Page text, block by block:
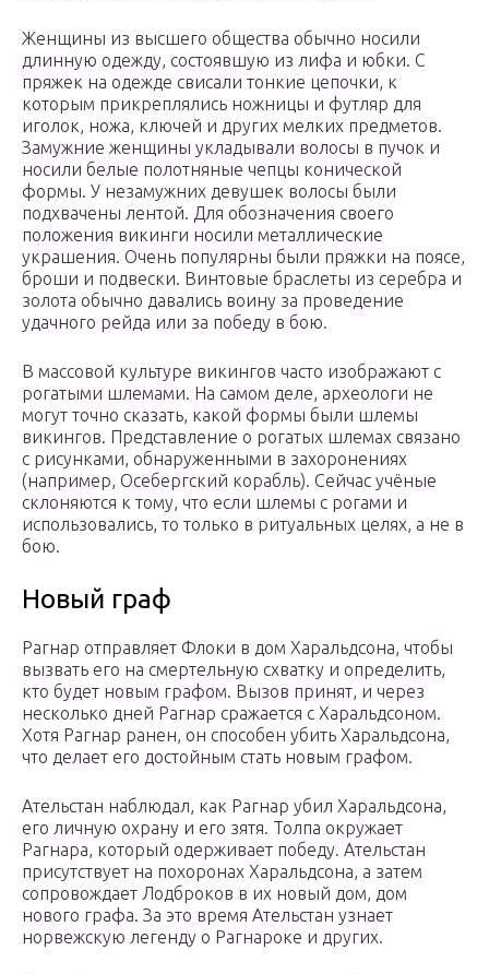
Женщины из высшего общества обычно носили
длинную одежду, состоявшую из лифа и юбки. С
пряжек на одежде свисали тонкие цепочки, к
которым прикреплялись ножницы и футляр для
иголок, ножа, ключей и других мелких предметов.
Замужние женщины укладывали волосы в пучок и
носили белые полотняные чепцы конической
формы. У незамужних девушек волосы были
подхвачены лентой. Для обозначения своего
положения викинги носили металлические
украшения. Очень популярны были пряжки на поясе,
броши и подвески. Винтовые браслеты из серебра и
золота обычно давались воину за проведение
удачного рейда или за победу в бою.
В массовой культуре викингов часто изображают с
рогатыми шлемами. На самом деле, археологи не
могут точно сказать, какой формы были шлемы
викингов. Представление о рогатых шлемах связано
с рисунками, обнаруженными в захоронениях
(например, Осебергский корабль). Сейчас учёные
склоняются к тому, что если шлемы с рогами и
использовались, то только в ритуальных целях, а не в
бою.
Новый граф
Рагнар отправляет Флоки в дом Харальдсона, чтобы
вызвать его на смертельную схватку и определить,
кто будет новым графом. Вызов принят, и через
несколько дней Рагнар сражается с Харальдсоном.
Хотя Рагнар ранен, он способен убить Харальдсона,
что делает его достойным стать новым графом.
Ательстан наблюдал, как Рагнар убил Харальдсона,
его личную охрану и его зятя. Толпа окружает
Рагнара, который одерживает победу. Ательстан
присутствует на похоронах Харальдсона, а затем
сопровождает Лодброков в их новый дом, дом
нового графа. За это время Ательстан узнает
норвежскую легенду о Рагнароке и других.